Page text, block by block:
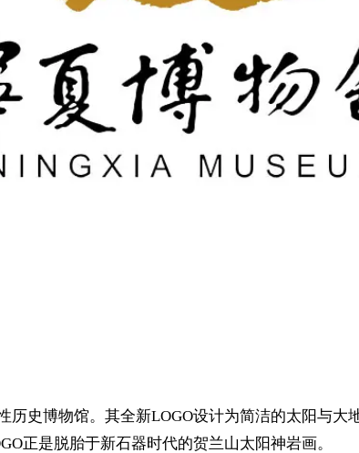
史博物馆。其全新LOGO设计为简洁的太阳与
正是脱胎于新石器时代的贺兰山太阳神岩画。